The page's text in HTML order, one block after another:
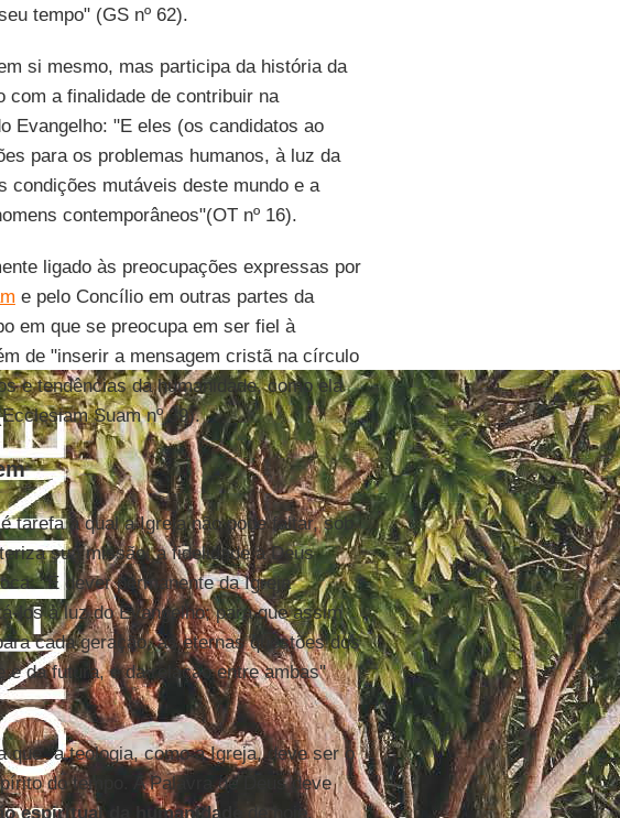
tempo" (GS nº 62).
si mesmo, mas participa da história da
com a finalidade de contribuir na
Evangelho: "E eles (os candidatos ao
para os problemas humanos, à luz da
condições mutáveis deste mundo e a
contemporâneos"(OT nº 16).
ligado às preocupações expressas por
e pelo Concílio em outras partes da
em que se preocupa em ser fiel à
de "inserir a mensagem cristã na círculo
e tendências da humanidade, como ela
Suam nº 39).
tarefa à qual a Igreja não pode faltar, sob
sua missão, a fidelidade a Deus
“É dever permanente da Igreja
los à luz do Evangelho; para que assim
cada geração, às eternas questões dos
da futura, e da relação entre ambas"
que "a teologia, como a Igreja, deve ser o
do tempo. A Palavra de Deus deve
espiritual da humanidade
de hoje.